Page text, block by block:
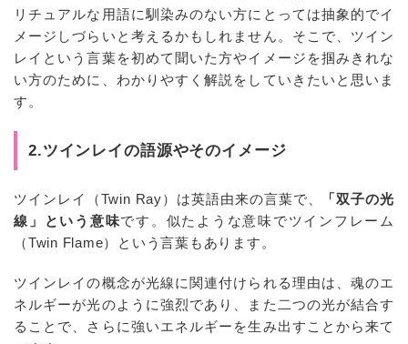
リチュアルな用語に馴染みのない方にとっては抽象的でイ
メージしづらいと考えるかもしれません。そこで、ツイン
レイという言葉を初めて聞いた方やイメージを掴みきれな
い方のために、わかりやすく解説をしていきたいと思いま
す。
2.ツインレイの語源やそのイメージ
ツインレイ（Twin Ray）は英語由来の言葉で、
「双子の光
線」という意味です。似たような意味でツインフレーム
（Twin Flame）という言葉もあります。
ツインレイの概念が光線に関連付けられる理由は、魂のエ
ネルギーが光のように強烈であり、また二つの光が結合す
ることで、さらに強いエネルギーを生み出すことから来て